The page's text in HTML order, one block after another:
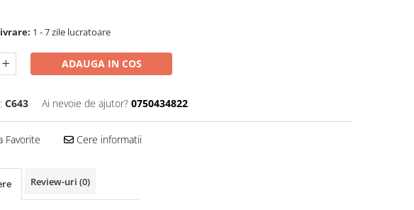
1 - 7 zile lucratoare
ADAUGA IN COS
C643 Ai nevoie de ajutor? 0750434822
Favorite Cere informatii
Review-uri (0)